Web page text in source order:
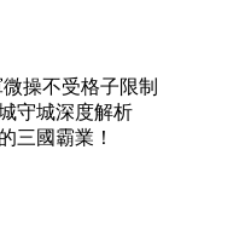
操不受格子限制
守城深度解析
三國霸業！